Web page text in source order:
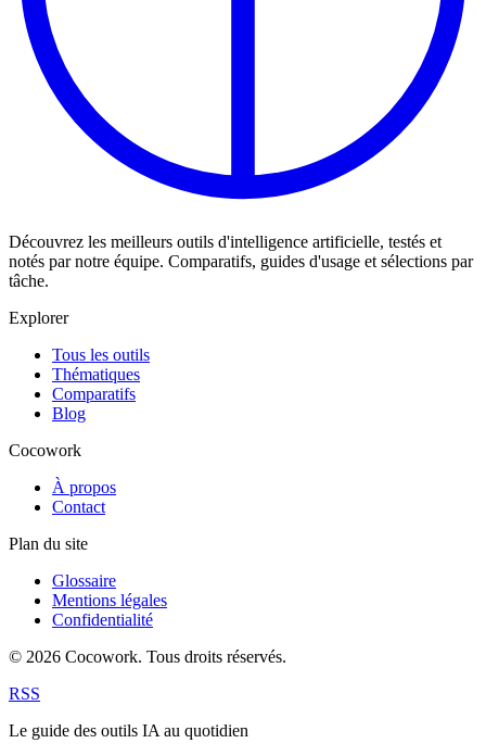
Découvrez les meilleurs outils d'intelligence artificielle, testés et
notés par notre équipe. Comparatifs, guides d'usage et sélections par
tâche.
Explorer
Tous les outils
Thématiques
Comparatifs
Blog
Cocowork
À propos
Contact
Plan du site
Glossaire
Mentions légales
Confidentialité
© 2026 Cocowork. Tous droits réservés.
RSS
Le guide des outils IA au quotidien